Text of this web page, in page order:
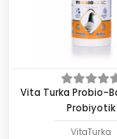
Vita Turka Probio-
Probiyotik
VitaTurka